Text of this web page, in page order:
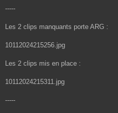
-----
Les 2 clips manquants porte ARG :
10112024215256.jpg
Les 2 clips mis en place :
10112024215311.jpg
-----